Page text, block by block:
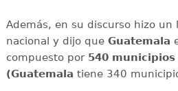
Además, en su discurso hizo un
nacional y dijo queGuatemala
compuesto por 540
(Guatemala tiene 340